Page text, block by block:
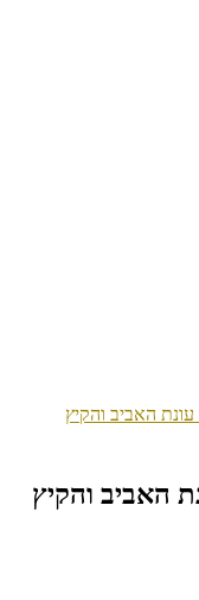
האביב והקיץ
האביב והקיץ